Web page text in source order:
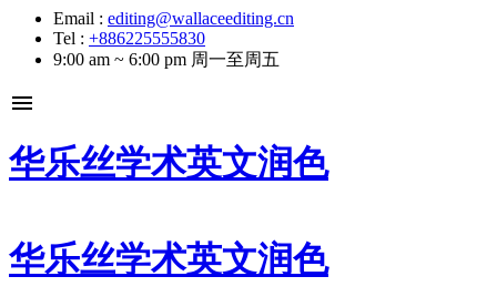
Email : editing@wallaceediting.cn
Tel : +886225555830
9:00 am ~ 6:00 pm 周一至周五
menu
华乐丝学术英文润色
华乐丝学术英文润色